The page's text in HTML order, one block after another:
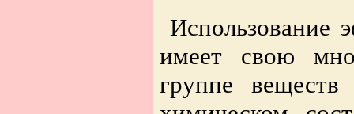
Использование
имеет свою
группе